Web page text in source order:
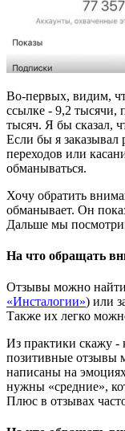
Во-первых, видим,
ссылке - 9,2 тысячи,
тысяч. Я бы сказал,
Если бы я заказывал
переходов или
обманываться.
Хочу обратить
обманывает. Он
Дальше мы
На что обращать
Отзывы можно найти
«Инсталогии») или
Также их легко
Из практики скажу -
позитивные отзывы
написаны на
нужны «средние»,
Плюс в отзывах